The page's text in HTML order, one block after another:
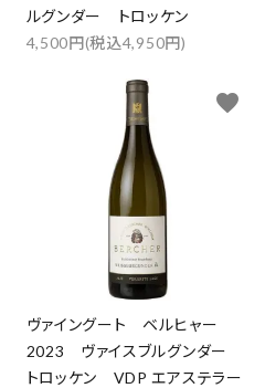
ルグンダー トロッケン
4,500円(税込4,950円)
ヴァイングート ベルヒャー
2023 ヴァイスブルグンダー
トロッケン VDP エアステラー
favorite